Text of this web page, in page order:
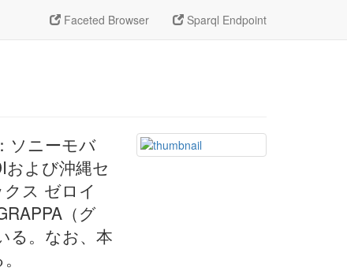
Faceted Browser Sparql Endpoint
ソニーモバ
よび沖縄セ
ス ゼロイ
（グ
る。なお、本